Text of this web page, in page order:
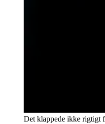
Det klappede ikke rigtigt